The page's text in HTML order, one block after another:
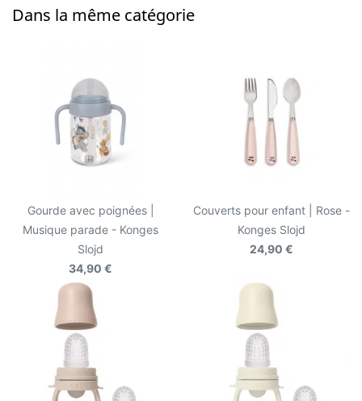
Dans la même catégorie
Gourde avec poignées |
Musique parade - Konges
Slojd
34,90 €
Couverts pour enfant | Rose -
Konges Slojd
24,90 €